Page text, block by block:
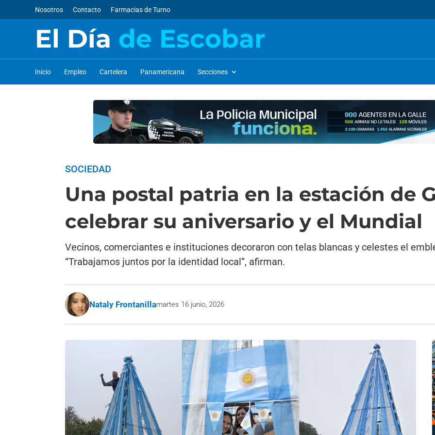
Nosotros Contacto Farmacias de Turno
El Día de Escobar
Inicio Empleo Cartelera Panamericana Secciones
SOCIEDAD
Una postal patria en la estación de
celebrar su aniversario y el Mundial
Vecinos, comerciantes e instituciones decoraron con telas blancas y celestes el
“Trabajamos juntos por la identidad local”, afirman.
Nataly Frontanillamartes 16 junio, 2026